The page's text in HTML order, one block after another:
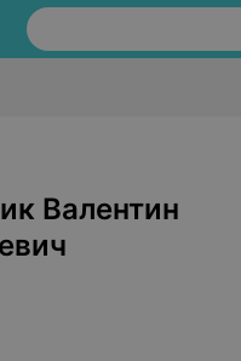
Валентин